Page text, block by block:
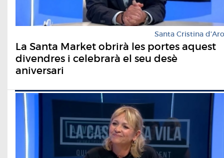
Santa Cristina d'Aro
La Santa Market obrirà les portes aquest
divendres i celebrarà el seu desè
aniversari